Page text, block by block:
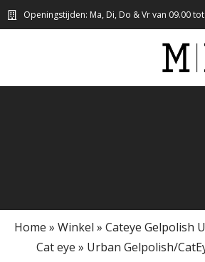
Openingstijden: Ma, Di, Do & Vr van 09.00
Home » Winkel » Cateye Gelpolish
Cat eye » Urban Gelpolish/